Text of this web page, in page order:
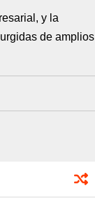
y la
de amplios